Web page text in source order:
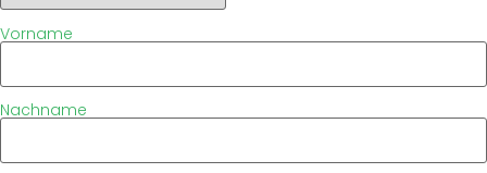
Vorname
Nachname